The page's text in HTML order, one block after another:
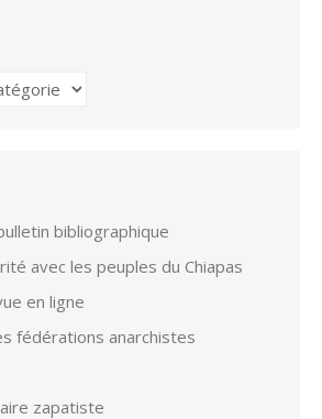
bibliographique
avec les peuples du Chiapas
en ligne
fédérations anarchistes
zapatiste